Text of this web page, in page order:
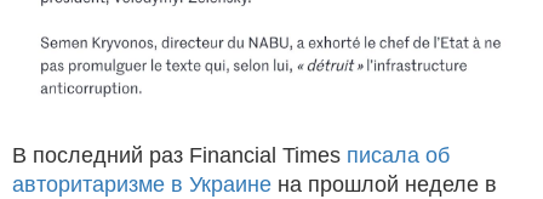
В последний раз Financial Times писала об
авторитаризме в Украине на прошлой неделе в